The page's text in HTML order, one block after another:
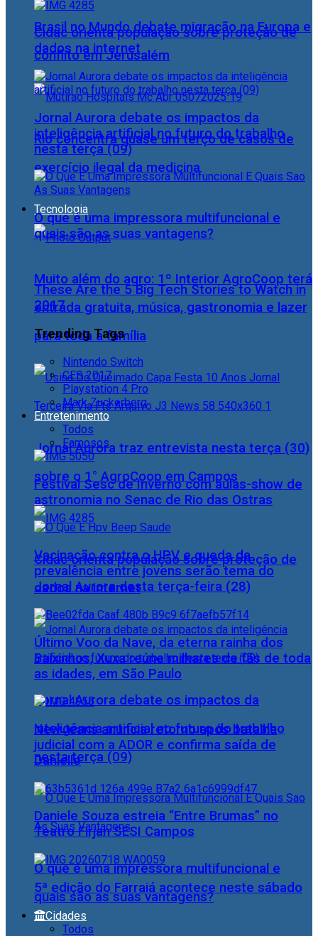
Brasil no Mundo debate migração na Europa e
conflito em Jerusalém
Rio concentra quase um terço de casos de
exercício ilegal da medicina
Tecnologia
Muito além do agro: 1º Interior AgroCoop terá
entrada gratuita, música, gastronomia e lazer
para toda a família
Jornal Aurora traz entrevista nesta terça (30)
sobre o 1° AgroCoop em Campos
Cidac orienta população sobre proteção de
dados na internet
Jornal Aurora debate os impactos da
inteligência artificial no futuro do trabalho
nesta terça (09)
O que é uma impressora multifuncional e
quais são as suas vantagens?
Cidac orienta população sobre proteção de
dados na internet
Jornal Aurora debate os impactos da
inteligência artificial no futuro do trabalho
nesta terça (09)
O que é uma impressora multifuncional e
quais são as suas vantagens?
These Are the 5 Big Tech Stories to Watch in
2017
Trending Tags
Nintendo Switch
CES 2017
Playstation 4 Pro
Mark Zuckerberg
Entretenimento
Todos
Famosos
Festival Sesc de Inverno com aulas-show de
astronomia no Senac de Rio das Ostras
Vacinação contra o HPV e queda da
prevalência entre jovens serão tema do
Jornal Aurora desta terça-feira (28)
Último Voo da Nave, da eterna rainha dos
Baixinhos, Xuxa reúne milhares de fãs de toda
as idades, em São Paulo
NewJeans anuncia retorno após batalha
judicial com a ADOR e confirma saída de
Danielle
Daniele Souza estreia “Entre Brumas” no
Teatro Firjan SESI Campos
5ª edição do Farraiá acontece neste sábado
Cidades
Todos